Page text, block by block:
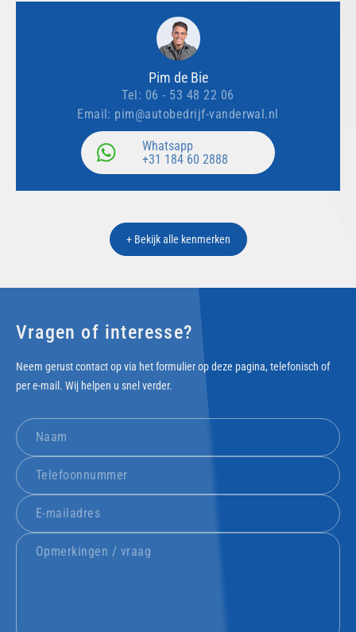
Pim de Bie
Tel: 06 - 53 48 22 06
Email: pim@autobedrijf-vanderwal.nl
Whatsapp
+31 184 60 2888
+ Bekijk alle kenmerken
Vragen of interesse?
Neem gerust contact op via het formulier op deze pagina, telefonisch of
per e-mail. Wij helpen u snel verder.